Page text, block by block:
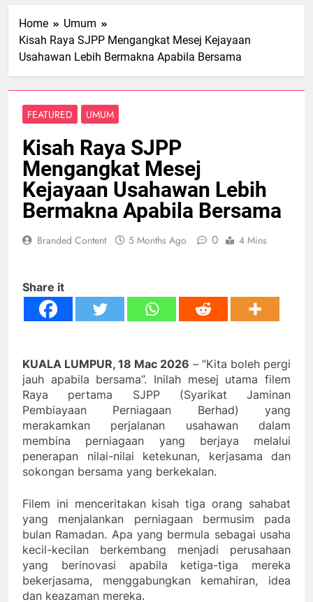
Home
Umum
Kisah Raya SJPP Mengangkat Mesej Kejayaan
Usahawan Lebih Bermakna Apabila Bersama
FEATURED UMUM
Kisah Raya SJPP
Mengangkat Mesej
Kejayaan Usahawan Lebih
Bermakna Apabila Bersama
Branded Content 5 Months Ago 0 4 Mins
Share it
KUALA LUMPUR, 18 Mac 2026 – “Kita boleh pergi
jauh apabila bersama”. Inilah mesej utama filem
Raya pertama SJPP (Syarikat Jaminan
Pembiayaan Perniagaan Berhad) yang
merakamkan perjalanan usahawan dalam
membina perniagaan yang berjaya melalui
penerapan nilai-nilai ketekunan, kerjasama dan
sokongan bersama yang berkekalan.
Filem ini menceritakan kisah tiga orang sahabat
yang menjalankan perniagaan bermusim
pada
bulan Ramadan. Apa yang bermula sebagai usaha
kecil-kecilan berkembang menjadi perusahaan
yang berinovasi apabila ketiga-tiga mereka
bekerjasama, menggabungkan kemahiran, idea
dan keazaman mereka.